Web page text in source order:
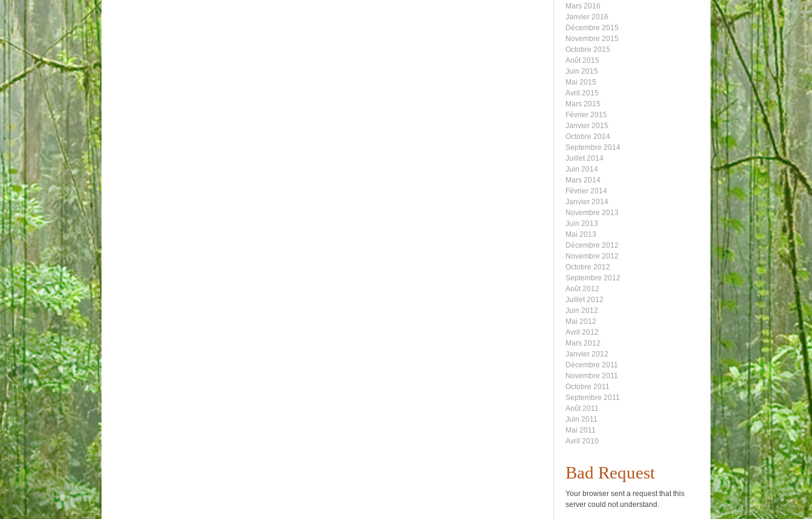
Mars 2016
Janvier 2016
Décembre 2015
Novembre 2015
Octobre 2015
Août 2015
Juin 2015
Mai 2015
Avril 2015
Mars 2015
Février 2015
Janvier 2015
Octobre 2014
Septembre 2014
Juillet 2014
Juin 2014
Mars 2014
Février 2014
Janvier 2014
Novembre 2013
Juin 2013
Mai 2013
Décembre 2012
Novembre 2012
Octobre 2012
Septembre 2012
Août 2012
Juillet 2012
Juin 2012
Mai 2012
Avril 2012
Mars 2012
Janvier 2012
Décembre 2011
Novembre 2011
Octobre 2011
Septembre 2011
Août 2011
Juin 2011
Mai 2011
Avril 2010
Bad Request
Your browser sent a request that this
server could not understand.